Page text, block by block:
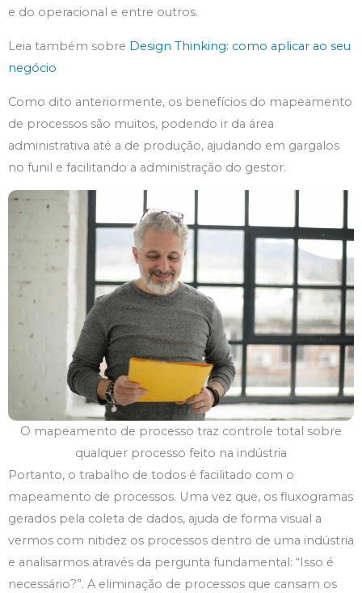
e do operacional e entre outros.
Leia também sobre Design Thinking: como aplicar ao seu
negócio
Como dito anteriormente, os benefícios do mapeamento
de processos são muitos, podendo ir da área
administrativa até a de produção, ajudando em gargalos
no funil e facilitando a administração do gestor.
O mapeamento de processo traz controle total sobre
qualquer processo feito na indústria
Portanto, o trabalho de todos é facilitado com o
mapeamento de processos. Uma vez que, os fluxogramas
gerados pela coleta de dados, ajuda de forma visual a
vermos com nitidez os processos dentro de uma indústria
e analisarmos através da pergunta fundamental: “Isso é
necessário?”. A eliminação de processos que cansam os